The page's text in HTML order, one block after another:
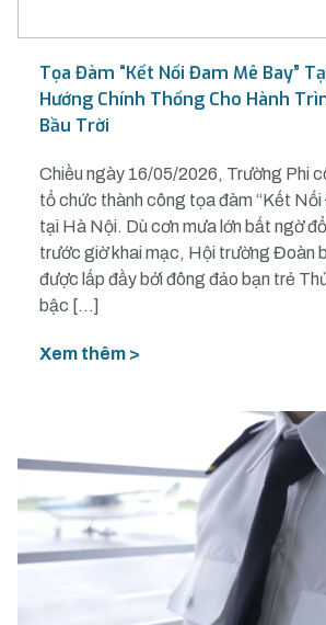
Tọa Đàm “Kết Nối Đam Mê Bay”
Hướng Chính Thống Cho Hành
Bầu Trời
Chiều ngày 16/05/2026, Trường Phi
tổ chức thành công tọa đàm “Kết
tại Hà Nội. Dù cơn mưa lớn bất ngờ
trước giờ khai mạc, Hội trường Đoàn
được lấp đầy bởi đông đảo bạn trẻ
bậc […]
Xem thêm >